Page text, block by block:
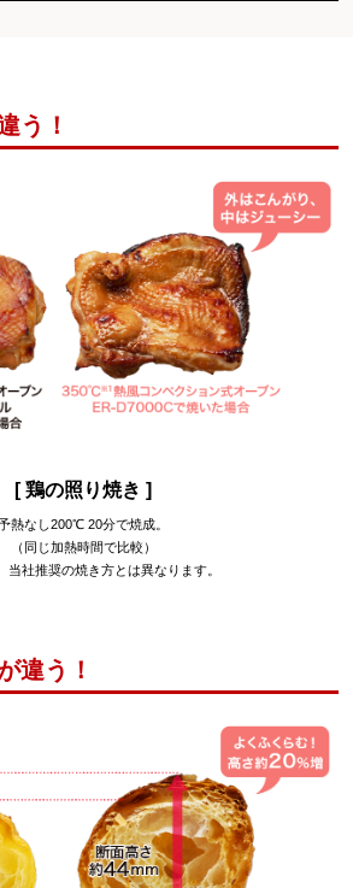
う！
[ 鶏の照り焼き ]
熱なし200℃ 20分で焼成。
（同じ加熱時間で比較）
社推奨の焼き方とは異なります。
違う！